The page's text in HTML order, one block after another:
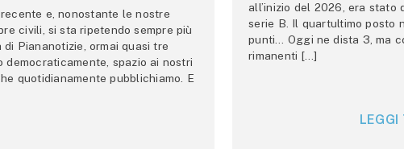
e, nonostante le nostre
civili, si sta ripetendo sempre più
di Piananotizie, ormai quasi tre
spazio ai nostri
quotidianamente pubblichiamo. E
all’inizio del 2026, era stato
serie B. Il quartultimo posto
punti… Oggi ne dista 3, ma
rimanenti […]